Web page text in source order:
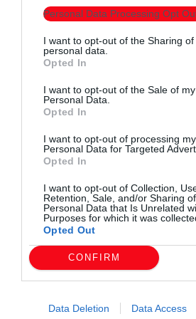
Personal Data Processing Opt
I want to opt-out of the Sharing of
personal data.
Opted In
I want to opt-out of the Sale of my
Personal Data.
Opted In
I want to opt-out of processing my
Personal Data for Targeted
Opted In
I want to opt-out of Collection,
Retention, Sale, and/or Sharing
Personal Data that Is Unrelated
Purposes for which it was
Opted Out
CONFIRM
Data Deletion Data Access
Α) Ποια μέτρα σκοπεύετε να λάβετε
Μακεδονίας και Θράκης από την
καταστροφή που οδηγεί σε
εξαφάνιση του επαγγέλματός τους;
Β) Σκοπεύετε να επανδρώσετε το
απαραίτητους κτηνιάτρους που
αποτελεσματική αντιμετώπιση των
ζωωνόσων στην ακριτική μας
είναι πολλαπλώς
εκτεθειμένη σε εισαγόμενες
συνόρων ;
Ο ερωτών βουλευτής